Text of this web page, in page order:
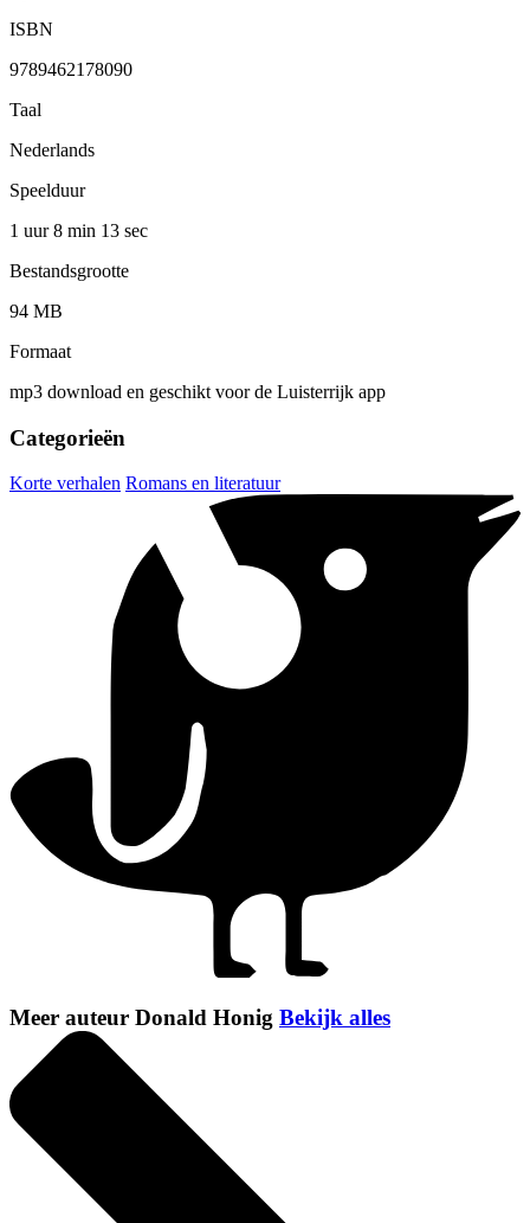
ISBN
9789462178090
Taal
Nederlands
Speelduur
1 uur 8 min 13 sec
Bestandsgrootte
94 MB
Formaat
mp3 download en geschikt voor de Luisterrijk app
Categorieën
Korte verhalen Romans en literatuur
Meer auteur Donald Honig Bekijk alles